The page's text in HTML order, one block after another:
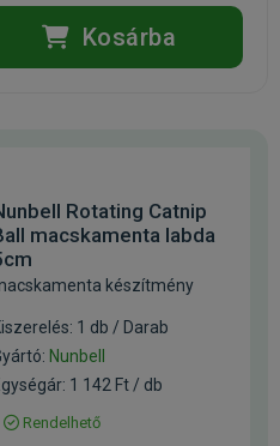
Kosárba
Rotating Catnip
macskamenta labda
készítmény
1 db / Darab
Nunbell
1 142 Ft / db
Rendelhető